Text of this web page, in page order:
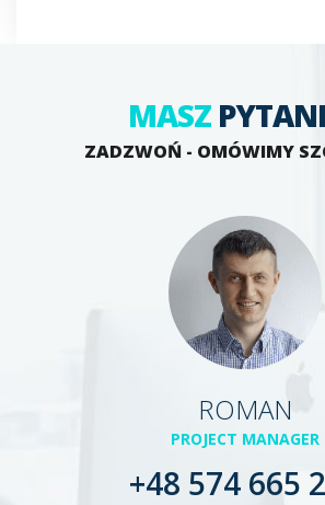
MASZ
ZADZWOŃ - OMÓWIMY
ROMAN
PROJECT MANAGER
+48 574 665